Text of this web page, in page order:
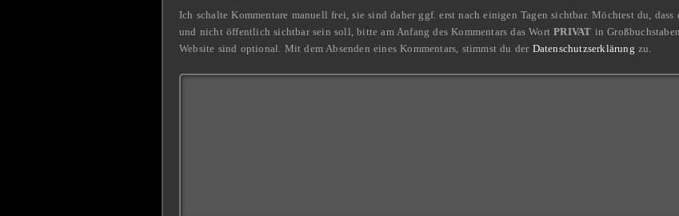
Ich schalte Kommentare manuell frei, sie sind daher ggf. erst nach einigen Tagen sichtbar. Möchtest du,
und nicht öffentlich sichtbar sein soll, bitte am Anfang des Kommentars das WortPRIVAT in
Website sind optional. Mit dem Absenden eines Kommentars, stimmst du der Datenschutzserklärung zu.